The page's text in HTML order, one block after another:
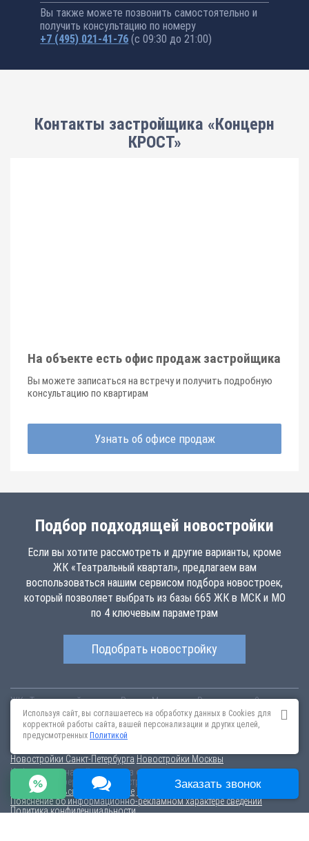
Вы также можете позвонить самостоятельно и
получить консультацию по номеру
+7 (495) 021-41-76 (с 09:30 до 21:00)
Контакты застройщика «Концерн
КРОСТ»
На объекте есть офис продаж застройщика
Вы можете записаться на встречу и получить подробную
консультацию по квартирам
Узнать об офисе продаж
Подбор подходящей новостройки
Если вы хотите рассмотреть и другие варианты, кроме
ЖК «Театральный квартал», предлагаем вам
воспользоваться нашим сервисом подбора новостроек,
который позволяет выбрать из базы 665 ЖК в МСК и МО
по 4 ключевым параметрам
Подобрать новостройку
ЖК «Театральный квартал»РоссияМоскваул. Ротмистрова, 2
teatralniy-kavartal.novopoisk.msk.ru Купить квартиру в новом жилом
комплексе «Театральный квартал» от «Концерн КРОСТ» в районе
Щукино. Квартиры различных планировок от 15.75 млн рублей!
Новостройки Санкт-Петербурга Новостройки Москвы
Информация на сайте взята из открытых источников, не является
публичной офертой и распространяется для ознакомления.
Пользовательское соглашение
Соглашение о размещении
Пояснение об информационно-рекламном характере сведений
Политика конфиденциальности
Используя сайт, вы соглашаетесь на обработку данных в Cookies для
корректной работы сайта, вашей персонализации и других целей,
предусмотренных Политикой
Заказать звонок